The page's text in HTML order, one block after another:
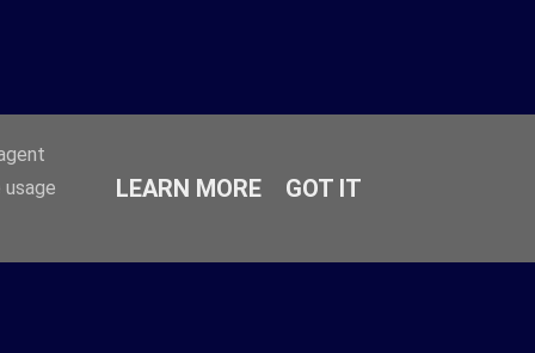
LEARN MORE GOT IT